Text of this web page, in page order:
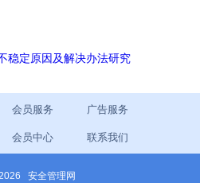
稳定原因及解决办法研究
会员服务 广告服务
会员中心 联系我们
安全管理网